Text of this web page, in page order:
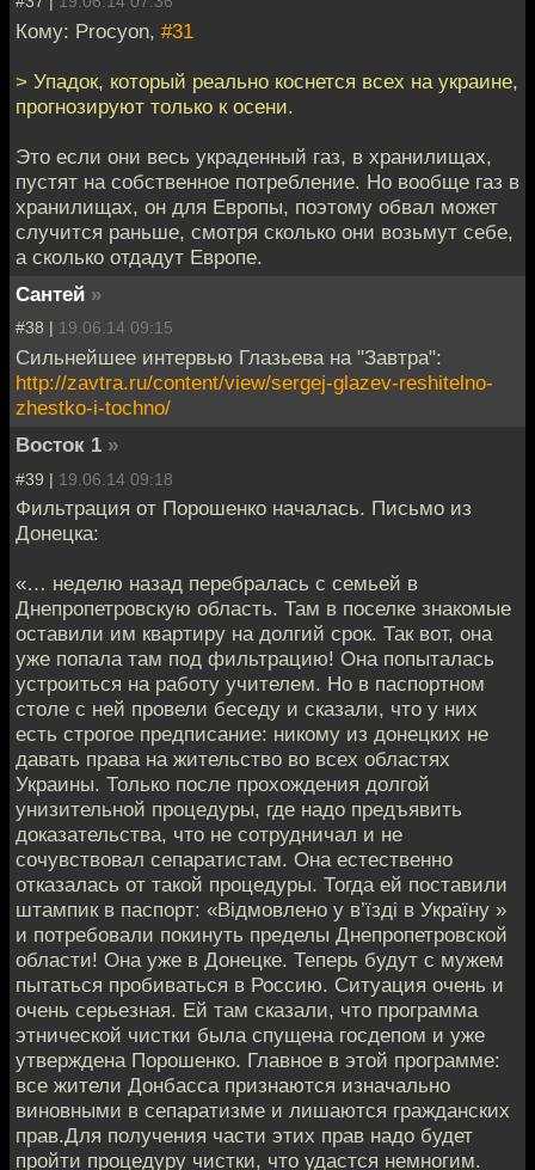
Кому: Procyon, #31
> Упадок, который реально коснется всех на украине,
прогнозируют только к осени.
Это если они весь украденный газ, в хранилищах,
пустят на собственное потребление. Но вообще газ в
хранилищах, он для Европы, поэтому обвал может
случится раньше, смотря сколько они возьмут себе,
а сколько отдадут Европе.
Сантей »
#38 | 19.06.14 09:15
Сильнейшее интервью Глазьева на "Завтра":
http://zavtra.ru/content/view/sergej-glazev-reshitelno-
zhestko-i-tochno/
Восток 1 »
#39 | 19.06.14 09:18
Фильтрация от Порошенко началась. Письмо из
Донецка:
«… неделю назад перебралась с семьей в
Днепропетровскую область. Там в поселке знакомые
оставили им квартиру на долгий срок. Так вот, она
уже попала там под фильтрацию! Она попыталась
устроиться на работу учителем. Но в паспортном
столе с ней провели беседу и сказали, что у них
есть строгое предписание: никому из донецких не
давать права на жительство во всех областях
Украины. Только после прохождения долгой
унизительной процедуры, где надо предъявить
доказательства, что не сотрудничал и не
сочувствовал сепаратистам. Она естественно
отказалась от такой процедуры. Тогда ей поставили
штампик в паспорт: «Відмовлено у в’їзді в Україну »
и потребовали покинуть пределы Днепропетровской
области! Она уже в Донецке. Теперь будут с мужем
пытаться пробиваться в Россию. Ситуация очень и
очень серьезная. Ей там сказали, что программа
этнической чистки была спущена госдепом и уже
утверждена Порошенко. Главное в этой программе:
все жители Донбасса признаются изначально
виновными в сепаратизме и лишаются гражданских
прав.Для получения части этих прав надо будет
пройти процедуру чистки, что удастся немногим.